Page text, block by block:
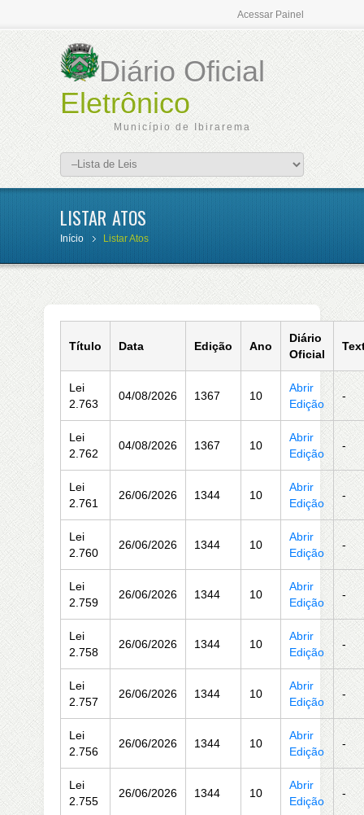
Acessar Painel
Diário Oficial
Eletrônico
Município de Ibirarema
LISTAR ATOS
Início Listar Atos
Título Data Edição Ano
Diário
Oficial
Lei
2.763
04/08/2026 1367 10
Abrir
Edição
-
Lei
2.762
04/08/2026 1367 10
Abrir
Edição
-
Lei
2.761
26/06/2026 1344 10
Abrir
Edição
-
Lei
2.760
26/06/2026 1344 10
Abrir
Edição
-
Lei
2.759
26/06/2026 1344 10
Abrir
Edição
-
Lei
2.758
26/06/2026 1344 10
Abrir
Edição
-
Lei
2.757
26/06/2026 1344 10
Abrir
Edição
-
Lei
2.756
26/06/2026 1344 10
Abrir
Edição
-
Lei
2.755
26/06/2026 1344 10
Abrir
Edição
-